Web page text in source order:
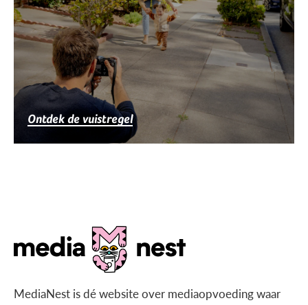
Ontdek de vuistregel
MediaNest is dé website over mediaopvoeding waar